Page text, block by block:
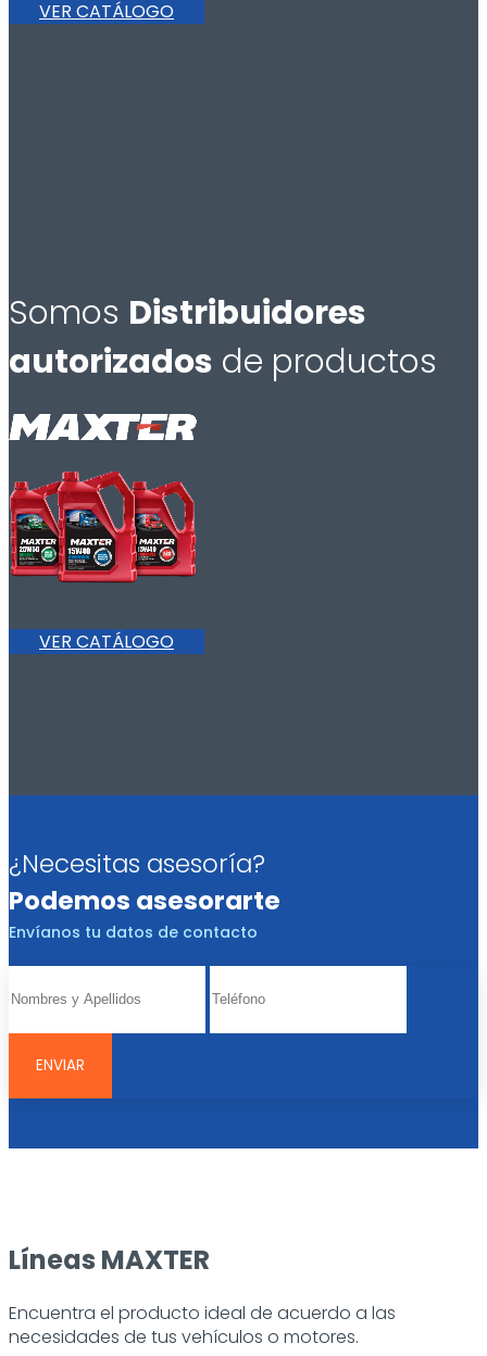
VER CATÁLOGO
Somos Distribuidores
autorizados de productos
VER CATÁLOGO
¿Necesitas asesoría?
Podemos asesorarte
Envíanos tu datos de contacto
Líneas MAXTER
Encuentra el producto ideal de acuerdo a las
necesidades de tus vehículos o motores.